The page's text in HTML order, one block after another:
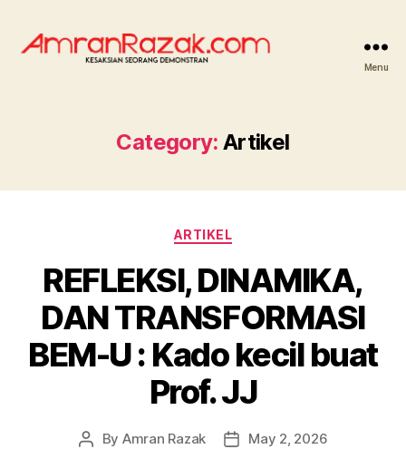
Menu
Category: Artikel
Categories
ARTIKEL
REFLEKSI, DINAMIKA,
DAN TRANSFORMASI
BEM-U : Kado kecil buat
Prof. JJ
Post
By Amran Razak
PostMay 2, 2026